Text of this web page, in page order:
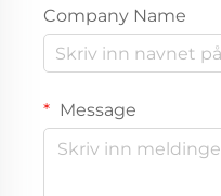
Company Name
Message